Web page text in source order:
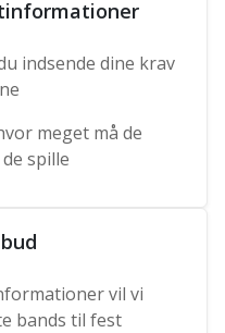
indsende dine krav
meget må de
spille
vil vi
bands til fest